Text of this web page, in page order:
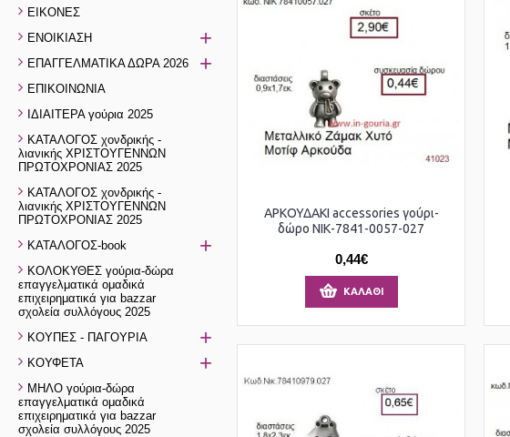
ΕΙΚΟΝΕΣ
ΕΝΟΙΚΙΑΣΗ
+
ΕΠΑΓΓΕΛΜΑΤΙΚΑ ΔΩΡΑ 2026 +
ΕΠΙΚΟΙΝΩΝΙΑ
ΙΔΙΑΙΤΕΡΑ γούρια 2025
ΚΑΤΑΛΟΓΟΣ χονδρικής -
λιανικής ΧΡΙΣΤΟΥΓΕΝΝΩΝ
ΠΡΩΤΟΧΡΟΝΙΑΣ 2025
ΚΑΤΑΛΟΓΟΣ χονδρικής -
λιανικής ΧΡΙΣΤΟΥΓΕΝΝΩΝ
ΠΡΩΤΟΧΡΟΝΙΑΣ 2025
ΚΑΤΑΛΟΓΟΣ-book
+
ΚΟΛΟΚΥΘΕΣ γούρια-δώρα
επαγγελματικά ομαδικά
επιχειρηματικά για bazzar
σχολεία συλλόγους 2025
ΚΟΥΠΕΣ - ΠΑΓΟΥΡΙΑ
+
ΚΟΥΦΕΤΑ +
ΜΗΛΟ γούρια-δώρα
επαγγελματικά ομαδικά
επιχειρηματικά για bazzar
σχολεία συλλόγους 2025
ΑΡΚΟΥΔΑΚΙ accessories γούρι-
δώρο ΝΙΚ-7841-0057-027
0,44€
ΚΑΛΆΘΙ